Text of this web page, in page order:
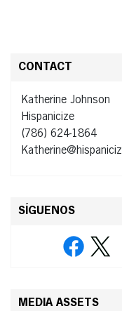
CONTACT
Katherine Johnson
Hispanicize
(786) 624-1864
SÍGUENOS
MEDIA ASSETS